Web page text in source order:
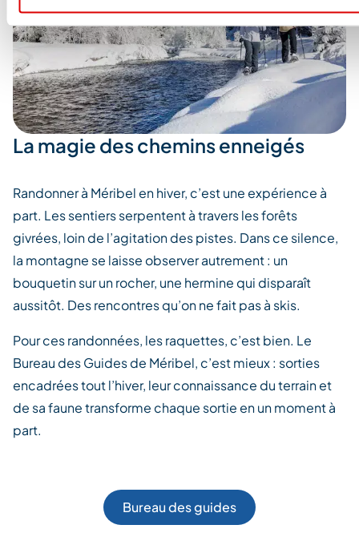
La magie des chemins enneigés
Randonner à Méribel en hiver, c’est une expérience à
part. Les sentiers serpentent à travers les forêts
givrées, loin de l’agitation des pistes. Dans ce silence,
la montagne se laisse observer autrement : un
bouquetin sur un rocher, une hermine qui disparaît
aussitôt. Des rencontres qu’on ne fait pas à skis.
Pour ces randonnées, les raquettes, c’est bien. Le
Bureau des Guides de Méribel, c’est mieux : sorties
encadrées tout l’hiver, leur connaissance du terrain et
de sa faune transforme chaque sortie en un moment à
part.
Bureau des guides